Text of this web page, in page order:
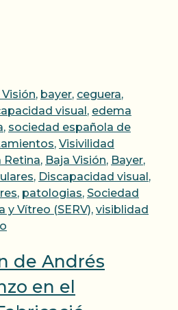
Visión, bayer, ceguera,
visual, edema
, sociedad española de
, Visivilidad
Retina, Baja Visión, Bayer,
, Discapacidad visual,
, patologias, Sociedad
y Vítreo (SERV), visiblidad
de Andrés
en el